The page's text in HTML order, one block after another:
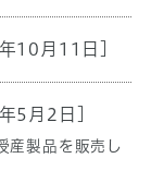
10月11日]
5月2日]
産製品を販売し